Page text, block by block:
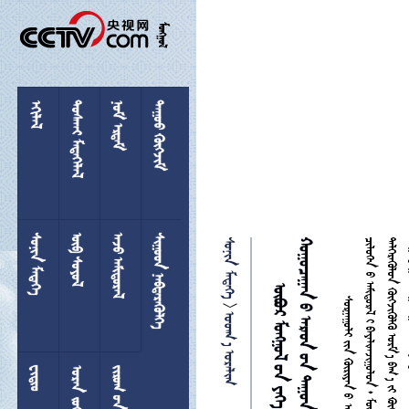

 

 
 
 
 
 
   

 